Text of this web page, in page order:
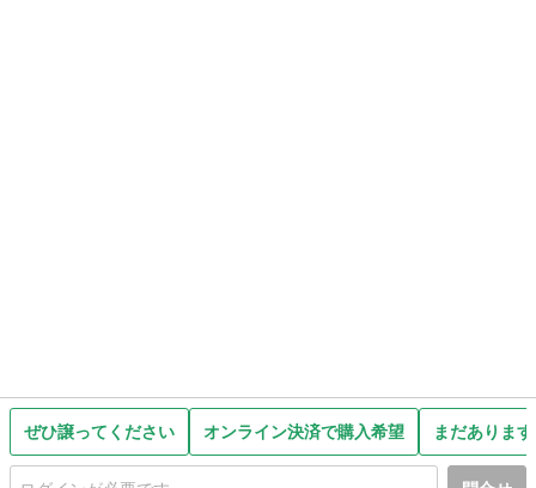
ぜひ譲ってください オンライン決済で購入希望 まだありま